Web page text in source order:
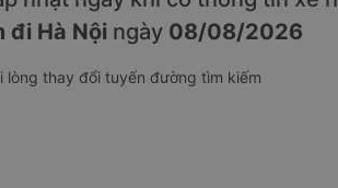
đi Hà Nội ngày 08/08/2026
lòng thay đổi tuyến đường tìm kiếm